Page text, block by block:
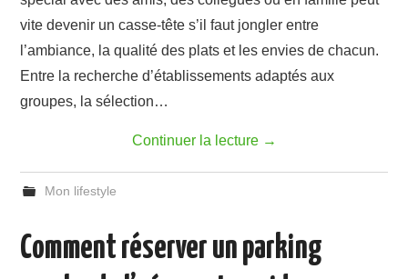
vite devenir un casse-tête s’il faut jongler entre
l’ambiance, la qualité des plats et les envies de chacun.
Entre la recherche d’établissements adaptés aux
groupes, la sélection…
Continuer la lecture →
Mon lifestyle
Comment réserver un parking